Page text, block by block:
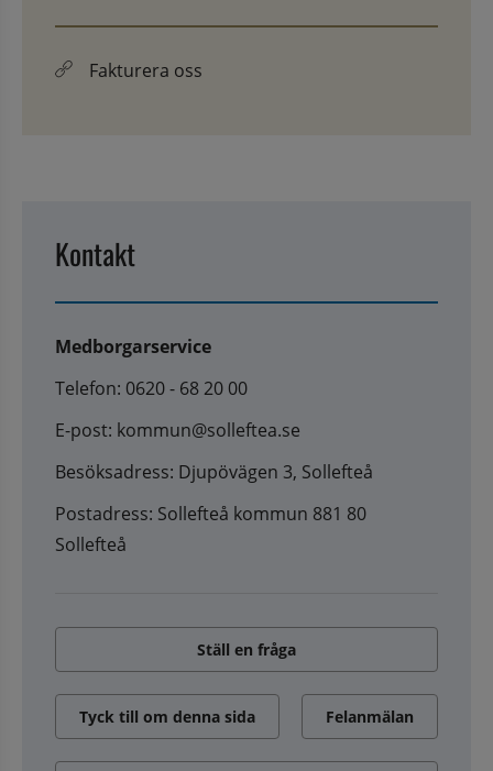
Fakturera oss
Kontakt
Medborgarservice
Telefon: 0620 - 68 20 00
E-post: kommun@solleftea.se
Besöksadress: Djupövägen 3, Sollefteå
Postadress: Sollefteå kommun 881 80
Sollefteå
Ställ en fråga
Tyck till om denna sida Felanmälan